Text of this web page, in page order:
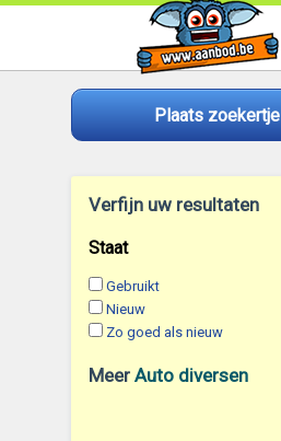
Plaats zoekertje
Verfijn uw resultaten
Staat
Gebruikt
Nieuw
Zo goed als nieuw
Meer Auto diversen